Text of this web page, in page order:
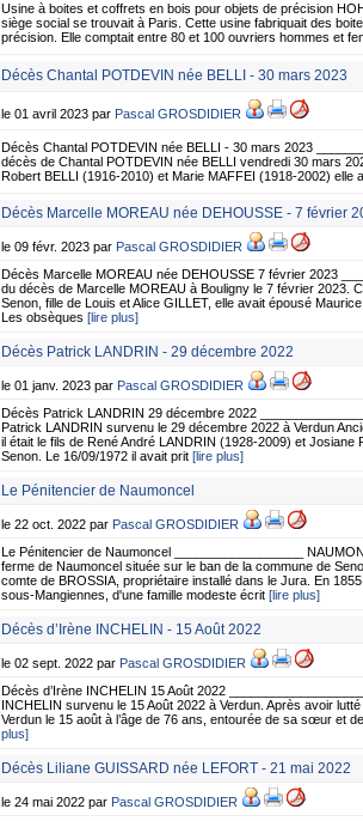
Usine à boites et coffrets en bois pour objets de précision
siège social se trouvait à Paris. Cette usine fabriquait des
précision. Elle comptait entre 80 et 100 ouvriers hommes et
Décès Chantal POTDEVIN née BELLI - 30 mars 2023
le 01 avril 2023 par Pascal GROSDIDIER
Décès Chantal POTDEVIN née BELLI - 30 mars 2023
décès de Chantal POTDEVIN née BELLI vendredi 30 mars
Robert BELLI (1916-2010) et Marie MAFFEI (1918-2002) elle
Décès Marcelle MOREAU née DEHOUSSE - 7 février
le 09 févr. 2023 par Pascal GROSDIDIER
Décès Marcelle MOREAU née DEHOUSSE 7 février 2023
du décès de Marcelle MOREAU à Bouligny le 7 février 2023.
Senon, fille de Louis et Alice GILLET, elle avait épousé
Les obsèques [lire plus]
Décès Patrick LANDRIN - 29 décembre 2022
le 01 janv. 2023 par Pascal GROSDIDIER
Décès Patrick LANDRIN 29 décembre 2022
Patrick LANDRIN survenu le 29 décembre 2022 à Verdun
il était le fils de René André LANDRIN (1928-2009) et
Senon. Le 16/09/1972 il avait prit [lire plus]
Le Pénitencier de Naumoncel
le 22 oct. 2022 par Pascal GROSDIDIER
Le Pénitencier de Naumoncel __________________
ferme de Naumoncel située sur le ban de la commune de
comte de BROSSIA, propriétaire installé dans le Jura. En
sous-Mangiennes, d'une famille modeste écrit [lire plus]
Décès d’Irène INCHELIN - 15 Août 2022
le 02 sept. 2022 par Pascal GROSDIDIER
Décès d’Irène INCHELIN 15 Août 2022
INCHELIN survenu le 15 Août 2022 à Verdun. Après avoir
Verdun le 15 août à l’âge de 76 ans, entourée de sa sœur et
plus]
Décès Liliane GUISSARD née LEFORT - 21 mai 2022
le 24 mai 2022 par Pascal GROSDIDIER